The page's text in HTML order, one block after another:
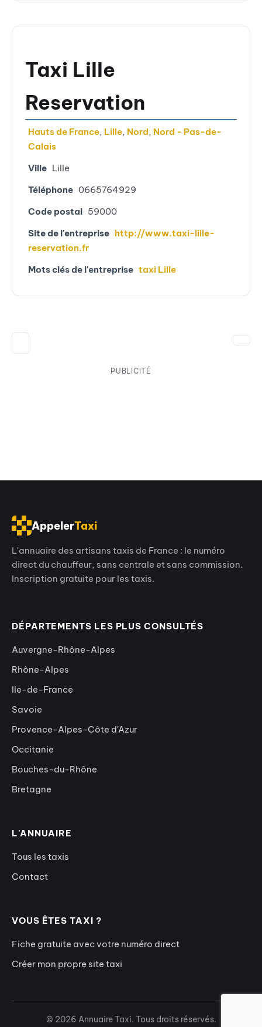
Taxi Lille
Reservation
Hauts de France, Lille, Nord, Nord - Pas-de-
Calais
Ville Lille
Téléphone 0665764929
Code postal 59000
Site de l'entreprise http://www.taxi-lille-
reservation.fr
Mots clés de l'entreprise taxi Lille
PUBLICITÉ
AppelerTaxi
L'annuaire des artisans taxis de France : le numéro
direct du chauffeur, sans centrale et sans commission.
Inscription gratuite pour les taxis.
DÉPARTEMENTS LES PLUS CONSULTÉS
Auvergne-Rhône-Alpes
Rhône-Alpes
Ile-de-France
Savoie
Provence-Alpes-Côte d'Azur
Occitanie
Bouches-du-Rhône
Bretagne
L'ANNUAIRE
Tous les taxis
Contact
VOUS ÊTES TAXI ?
Fiche gratuite avec votre numéro direct
Créer mon propre site taxi
© 2026 Annuaire Taxi. Tous droits réservés.